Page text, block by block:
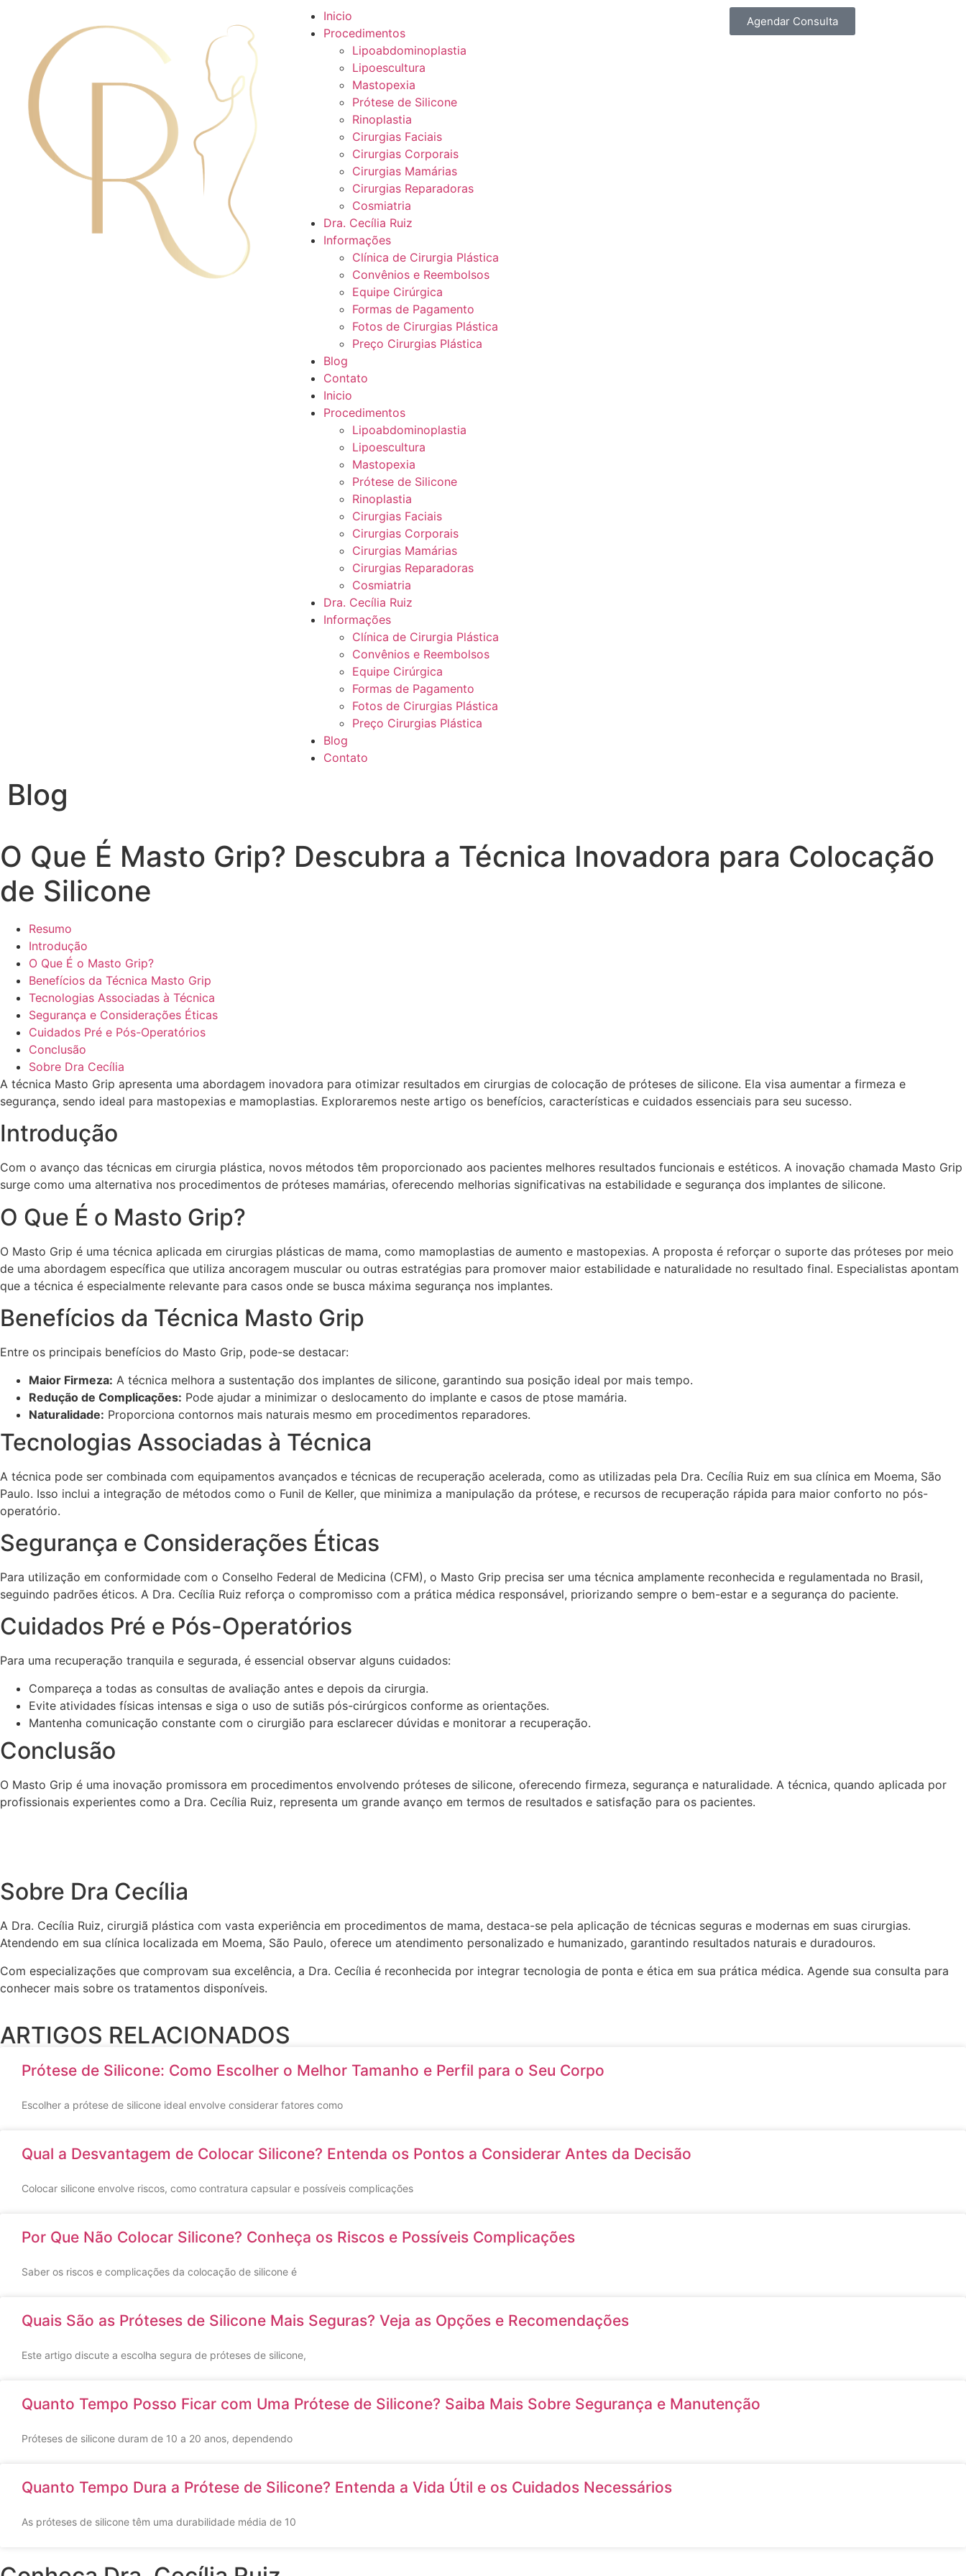
Inicio
Procedimentos
Lipoabdominoplastia
Lipoescultura
Mastopexia
Prótese de Silicone
Rinoplastia
Cirurgias Faciais
Cirurgias Corporais
Cirurgias Mamárias
Cirurgias Reparadoras
Cosmiatria
Dra. Cecília Ruiz
Informações
Clínica de Cirurgia Plástica
Convênios e Reembolsos
Equipe Cirúrgica
Formas de Pagamento
Fotos de Cirurgias Plástica
Preço Cirurgias Plástica
Blog
Contato
Inicio
Procedimentos
Lipoabdominoplastia
Lipoescultura
Mastopexia
Prótese de Silicone
Rinoplastia
Cirurgias Faciais
Cirurgias Corporais
Cirurgias Mamárias
Cirurgias Reparadoras
Cosmiatria
Dra. Cecília Ruiz
Informações
Clínica de Cirurgia Plástica
Convênios e Reembolsos
Equipe Cirúrgica
Formas de Pagamento
Fotos de Cirurgias Plástica
Preço Cirurgias Plástica
Blog
Contato
Agendar Consulta
Blog
O Que É Masto Grip? Descubra a Técnica Inovadora para Colocação
de Silicone
Resumo
Introdução
O Que É o Masto Grip?
Benefícios da Técnica Masto Grip
Tecnologias Associadas à Técnica
Segurança e Considerações Éticas
Cuidados Pré e Pós-Operatórios
Conclusão
Sobre Dra Cecília
A técnica Masto Grip apresenta uma abordagem inovadora para otimizar resultados em cirurgias de colocação de próteses de silicone. Ela visa aumentar a firmeza e
segurança, sendo ideal para mastopexias e mamoplastias. Exploraremos neste artigo os benefícios, características e cuidados essenciais para seu sucesso.
Introdução
Com o avanço das técnicas em cirurgia plástica, novos métodos têm proporcionado aos pacientes melhores resultados funcionais e estéticos. A inovação chamada Masto Grip
surge como uma alternativa nos procedimentos de próteses mamárias, oferecendo melhorias significativas na estabilidade e segurança dos implantes de silicone.
O Que É o Masto Grip?
O Masto Grip é uma técnica aplicada em cirurgias plásticas de mama, como mamoplastias de aumento e mastopexias. A proposta é reforçar o suporte das próteses por meio
de uma abordagem específica que utiliza ancoragem muscular ou outras estratégias para promover maior estabilidade e naturalidade no resultado final. Especialistas apontam
que a técnica é especialmente relevante para casos onde se busca máxima segurança nos implantes.
Benefícios da Técnica Masto Grip
Entre os principais benefícios do Masto Grip, pode-se destacar:
Maior Firmeza: A técnica melhora a sustentação dos implantes de silicone, garantindo sua posição ideal por mais tempo.
Redução de Complicações: Pode ajudar a minimizar o deslocamento do implante e casos de ptose mamária.
Naturalidade: Proporciona contornos mais naturais mesmo em procedimentos reparadores.
Tecnologias Associadas à Técnica
A técnica pode ser combinada com equipamentos avançados e técnicas de recuperação acelerada, como as utilizadas pela Dra. Cecília Ruiz em sua clínica em Moema, São
Paulo. Isso inclui a integração de métodos como o Funil de Keller, que minimiza a manipulação da prótese, e recursos de recuperação rápida para maior conforto no pós-
operatório.
Segurança e Considerações Éticas
Para utilização em conformidade com o Conselho Federal de Medicina (CFM), o Masto Grip precisa ser uma técnica amplamente reconhecida e regulamentada no Brasil,
seguindo padrões éticos. A Dra. Cecília Ruiz reforça o compromisso com a prática médica responsável, priorizando sempre o bem-estar e a segurança do paciente.
Cuidados Pré e Pós-Operatórios
Para uma recuperação tranquila e segurada, é essencial observar alguns cuidados:
Compareça a todas as consultas de avaliação antes e depois da cirurgia.
Evite atividades físicas intensas e siga o uso de sutiãs pós-cirúrgicos conforme as orientações.
Mantenha comunicação constante com o cirurgião para esclarecer dúvidas e monitorar a recuperação.
Conclusão
O Masto Grip é uma inovação promissora em procedimentos envolvendo próteses de silicone, oferecendo firmeza, segurança e naturalidade. A técnica, quando aplicada por
profissionais experientes como a Dra. Cecília Ruiz, representa um grande avanço em termos de resultados e satisfação para os pacientes.
Sobre Dra Cecília
A Dra. Cecília Ruiz, cirurgiã plástica com vasta experiência em procedimentos de mama, destaca-se pela aplicação de técnicas seguras e modernas em suas cirurgias.
Atendendo em sua clínica localizada em Moema, São Paulo, oferece um atendimento personalizado e humanizado, garantindo resultados naturais e duradouros.
Com especializações que comprovam sua excelência, a Dra. Cecília é reconhecida por integrar tecnologia de ponta e ética em sua prática médica. Agende sua consulta para
conhecer mais sobre os tratamentos disponíveis.
ARTIGOS RELACIONADOS
Prótese de Silicone: Como Escolher o Melhor Tamanho e Perfil para o Seu Corpo
Escolher a prótese de silicone ideal envolve considerar fatores como
Qual a Desvantagem de Colocar Silicone? Entenda os Pontos a Considerar Antes da Decisão
Colocar silicone envolve riscos, como contratura capsular e possíveis complicações
Por Que Não Colocar Silicone? Conheça os Riscos e Possíveis Complicações
Saber os riscos e complicações da colocação de silicone é
Quais São as Próteses de Silicone Mais Seguras? Veja as Opções e Recomendações
Este artigo discute a escolha segura de próteses de silicone,
Quanto Tempo Posso Ficar com Uma Prótese de Silicone? Saiba Mais Sobre Segurança e Manutenção
Próteses de silicone duram de 10 a 20 anos, dependendo
Quanto Tempo Dura a Prótese de Silicone? Entenda a Vida Útil e os Cuidados Necessários
As próteses de silicone têm uma durabilidade média de 10